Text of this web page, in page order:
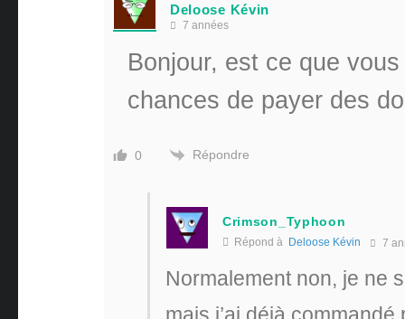
Deloose Kévin
7 années
Bonjour, est ce que
chances de payer des
0 Répondre
Crimson_Typhoon
Répond à Deloose Kévin 7
Normalement non, je ne